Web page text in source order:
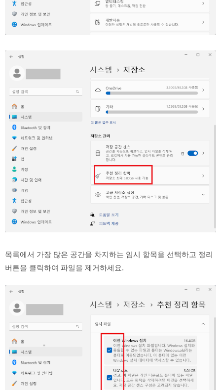
목록에서 가장 많은 공간을 차지하는 임시 항목을 선택하고 정리
버튼을 클릭하여 파일을 제거하세요.